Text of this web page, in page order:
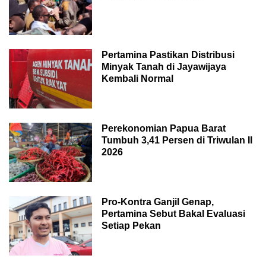
Pertamina Pastikan Distribusi
Minyak Tanah di Jayawijaya
Kembali Normal
Perekonomian Papua Barat
Tumbuh 3,41 Persen di Triwulan II
2026
Pro-Kontra Ganjil Genap,
Pertamina Sebut Bakal Evaluasi
Setiap Pekan